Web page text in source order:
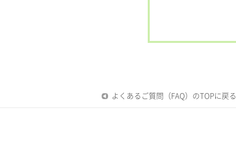
よくあるご質問（FAQ）のTOPに戻る